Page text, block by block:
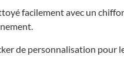
facilement avec un
de personnalisation pour